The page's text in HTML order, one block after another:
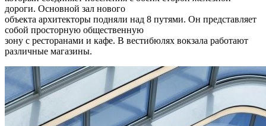
дороги. Основной зал нового
объекта архитекторы подняли над 8 путями. Он представляет
собой просторную общественную
зону с ресторанами и кафе. В вестибюлях вокзала работают
различные магазины.